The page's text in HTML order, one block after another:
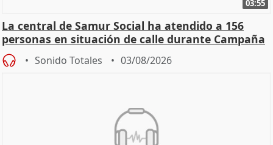
03:55
La central de Samur Social ha atendido a 156
personas en situación de calle durante Campaña
de Calor
Sonido Totales 03/08/2026